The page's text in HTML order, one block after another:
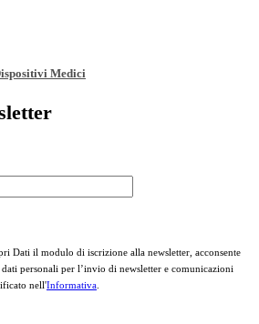
Medici
Dati il modulo di iscrizione alla newsletter, acconsente
personali per l’invio di newsletter e comunicazioni
nell'Informativa